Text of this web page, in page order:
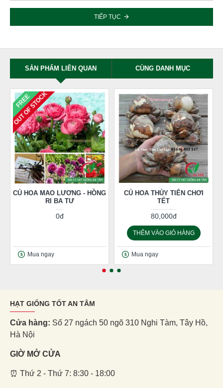
TIẾP TỤC
SẢN PHẨM LIÊN QUAN CÙNG DANH MỤC
FREE
OUT OF STOCK
CỦ HOA MAO LƯƠNG - HỒNG
RI BA TƯ
0đ
Mua ngay
CỦ HOA THỦY TIÊN CHƠI
TẾT
80,000đ
THÊM VÀO GIỎ HÀNG
Mua ngay
HẠT GIỐNG TỐT AN TÂM
Cửa hàng: Số 27 ngách 50 ngõ 310 Nghi Tàm, Tây Hồ,
Hà Nội
GIỜ MỞ CỬA
⏰ Thứ 2 - Thứ 7: 8:30 - 18:00